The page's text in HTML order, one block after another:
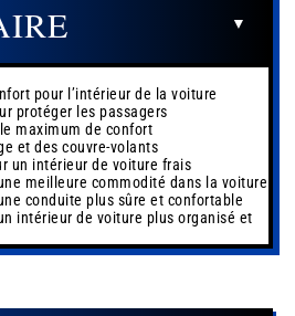
pour l’intérieur de la voiture
protéger les passagers
maximum de confort
et des couvre-volants
un intérieur de voiture frais
meilleure commodité dans la voiture
conduite plus sûre et confortable
intérieur de voiture plus organisé et